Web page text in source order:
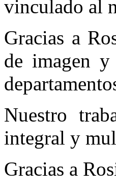
vinculado al
Gracias a
de imagen y
Nuestro
integral y
Gracias a